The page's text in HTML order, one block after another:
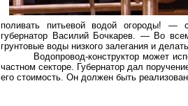
поливать питьевой водой огороды! —
губернатор Василий Бочкарев. — Во
грунтовые воды низкого залегания и
Водопровод-конструктор может
частном секторе. Губернатор дал
его стоимость. Он должен быть